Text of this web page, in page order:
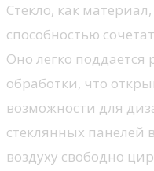
Стекло, как
способностью
Оно легко
обработки, что
возможности для
стеклянных панелей
воздуху свободно